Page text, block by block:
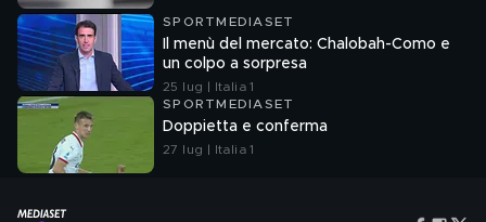
SPORTMEDIASET
Il menù del mercato: Chalobah-Como e
un colpo a sorpresa
25 lug | Italia 1
SPORTMEDIASET
Doppietta e conferma
27 lug | Italia 1